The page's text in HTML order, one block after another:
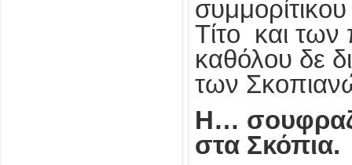
Τίτο και των
καθόλου δε
των
Η…
στα Σκόπια.